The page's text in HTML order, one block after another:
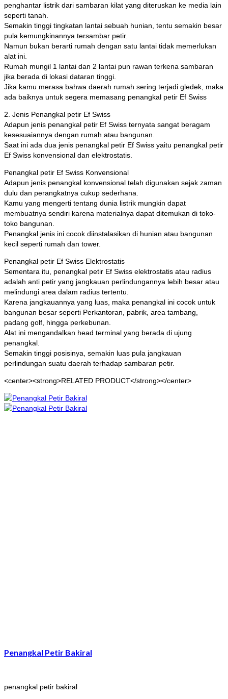
penghantar listrik dari sambaran kilat yang diteruskan ke media lain
seperti tanah.
Semakin tinggi tingkatan lantai sebuah hunian, tentu semakin besar
pula kemungkinannya tersambar petir.
Namun bukan berarti rumah dengan satu lantai tidak memerlukan
alat ini.
Rumah mungil 1 lantai dan 2 lantai pun rawan terkena sambaran
jika berada di lokasi dataran tinggi.
Jika kamu merasa bahwa daerah rumah sering terjadi gledek, maka
ada baiknya untuk segera memasang penangkal petir Ef Swiss
2. Jenis Penangkal petir Ef Swiss
Adapun jenis penangkal petir Ef Swiss ternyata sangat beragam
kesesuaiannya dengan rumah atau bangunan.
Saat ini ada dua jenis penangkal petir Ef Swiss yaitu penangkal petir
Ef Swiss konvensional dan elektrostatis.
Penangkal petir Ef Swiss Konvensional
Adapun jenis penangkal konvensional telah digunakan sejak zaman
dulu dan perangkatnya cukup sederhana.
Kamu yang mengerti tentang dunia listrik mungkin dapat
membuatnya sendiri karena materialnya dapat ditemukan di toko-
toko bangunan.
Penangkal jenis ini cocok diinstalasikan di hunian atau bangunan
kecil seperti rumah dan tower.
Penangkal petir Ef Swiss Elektrostatis
Sementara itu, penangkal petir Ef Swiss elektrostatis atau radius
adalah anti petir yang jangkauan perlindungannya lebih besar atau
melindungi area dalam radius tertentu.
Karena jangkauannya yang luas, maka penangkal ini cocok untuk
bangunan besar seperti Perkantoran, pabrik, area tambang,
padang golf, hingga perkebunan.
Alat ini mengandalkan head terminal yang berada di ujung
penangkal.
Semakin tinggi posisinya, semakin luas pula jangkauan
perlindungan suatu daerah terhadap sambaran petir.
<center><strong>RELATED PRODUCT</strong></center>
Penangkal Petir Bakiral
penangkal petir bakiral